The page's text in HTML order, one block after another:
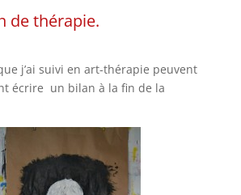
de thérapie.
j’ai suivi en art-thérapie peuvent
écrire un bilan à la fin de la